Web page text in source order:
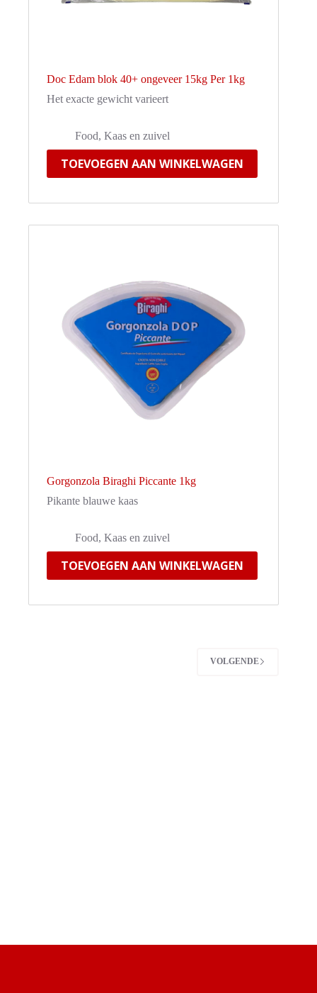
Doc Edam blok 40+ ongeveer 15kg Per 1kg
Het exacte gewicht varieert
Food, Kaas en zuivel
TOEVOEGEN AAN WINKELWAGEN
Gorgonzola Biraghi Piccante 1kg
Pikante blauwe kaas
Food, Kaas en zuivel
TOEVOEGEN AAN WINKELWAGEN
VOLGENDE